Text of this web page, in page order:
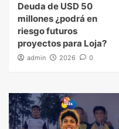
Deuda de USD 50
millones ¿podrá en
riesgo futuros
proyectos para Loja?
admin 2026 0